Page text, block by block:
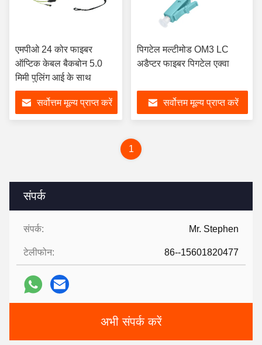
संपर्क
संपर्क: Mr. Stephen
टेलीफोन: 86--15601820477
अभी संपर्क करें
एमपीओ 24 कोर फाइबर
ऑप्टिक केबल बैकबोन 5.0
मिमी पुलिंग आई के साथ
सर्वोत्तम मूल्य प्राप्त करें
पिगटेल मल्टीमोड OM3 LC
अडैप्टर फाइबर पिगटेल एक्वा
सर्वोत्तम मूल्य प्राप्त करें
1